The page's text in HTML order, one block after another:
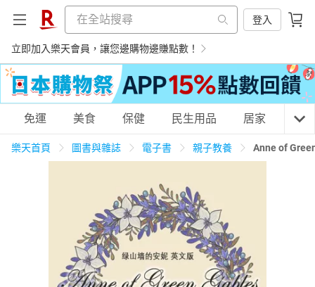
登入
立即加入樂天會員，讓您邊購物邊賺點數！
購物網分類
養生保健
3C家電 運動休閒
免運 美食 保健 民生用品 居家 3C
樂天首頁 圖書與雜誌 電子書 親子教養 Anne of